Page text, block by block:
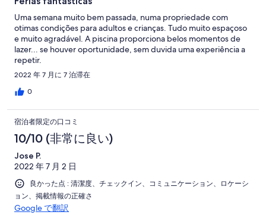
Uma semana muito bem passada, numa propriedade com
otimas condições para adultos e crianças. Tudo muito espaçoso
e muito agradável. A piscina proporciona belos momentos de
lazer... se houver oportunidade, sem duvida uma experiência a
repetir.
2022 年 7 月に 7 泊滞在
0
宿泊者限定の口コミ
10/10 (非常に良い)
Jose P.
2022 年 7 月 2 日
良かった点 : 清潔度、チェックイン、コミュニケーション、ロケーシ
ョン、掲載情報の正確さ
Google で翻訳